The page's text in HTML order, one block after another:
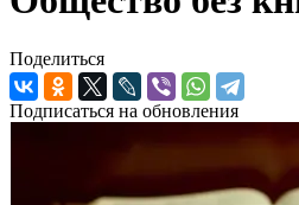
Поделиться
Подписаться на обновления